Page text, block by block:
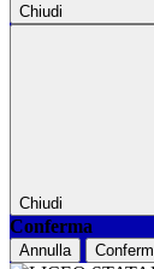
Chiudi
Chiudi
Conferma
Annulla